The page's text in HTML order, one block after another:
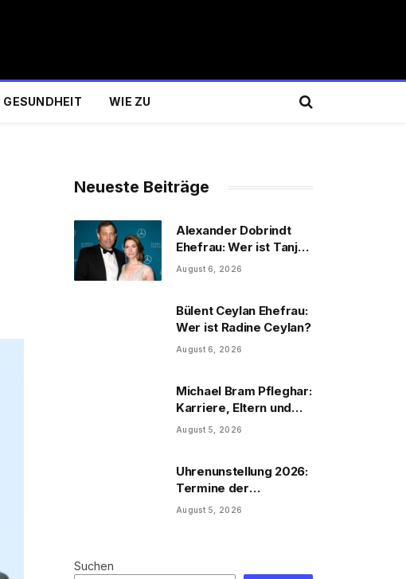
GESUNDHEIT WIE ZU
Neueste Beiträge
Alexander Dobrindt
Ehefrau: Wer ist Tanja
Käser?
August 6, 2026
Bülent Ceylan Ehefrau:
Wer ist Radine Ceylan?
August 6, 2026
Michael Bram Pfleghar:
Karriere, Eltern und
Filme
August 5, 2026
Uhrenunstellung 2026:
Termine der
Uhrenumstellung
August 5, 2026
Suchen